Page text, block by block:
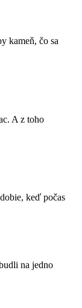
kameň, čo sa
A z toho
keď počas
na jedno